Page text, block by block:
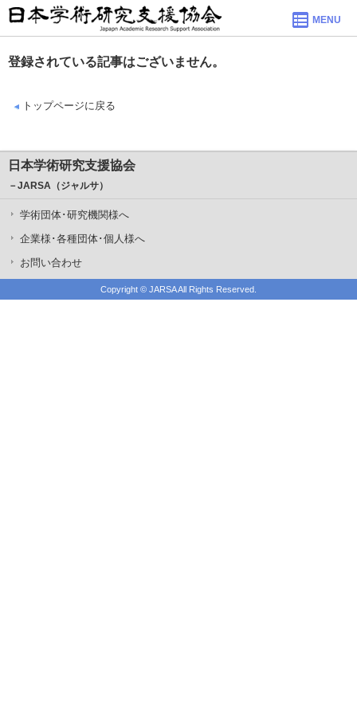
MENU
登録されている記事はございません。
トップページに戻る
日本学術研究支援協会
－JARSA（ジャルサ）
学術団体･研究機関様へ
企業様･各種団体･個人様へ
お問い合わせ
Copyright © JARSAAll Rights Reserved.